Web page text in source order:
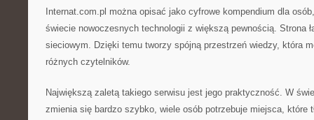
Internat.com.pl można opisać jako cyfrowe kompendium dla
świecie nowoczesnych technologii z większą pewnością. Strona
sieciowym. Dzięki temu tworzy spójną przestrzeń wiedzy, która
różnych czytelników.
Największą zaletą takiego serwisu jest jego praktyczność. W
zmienia się bardzo szybko, wiele osób potrzebuje miejsca, które